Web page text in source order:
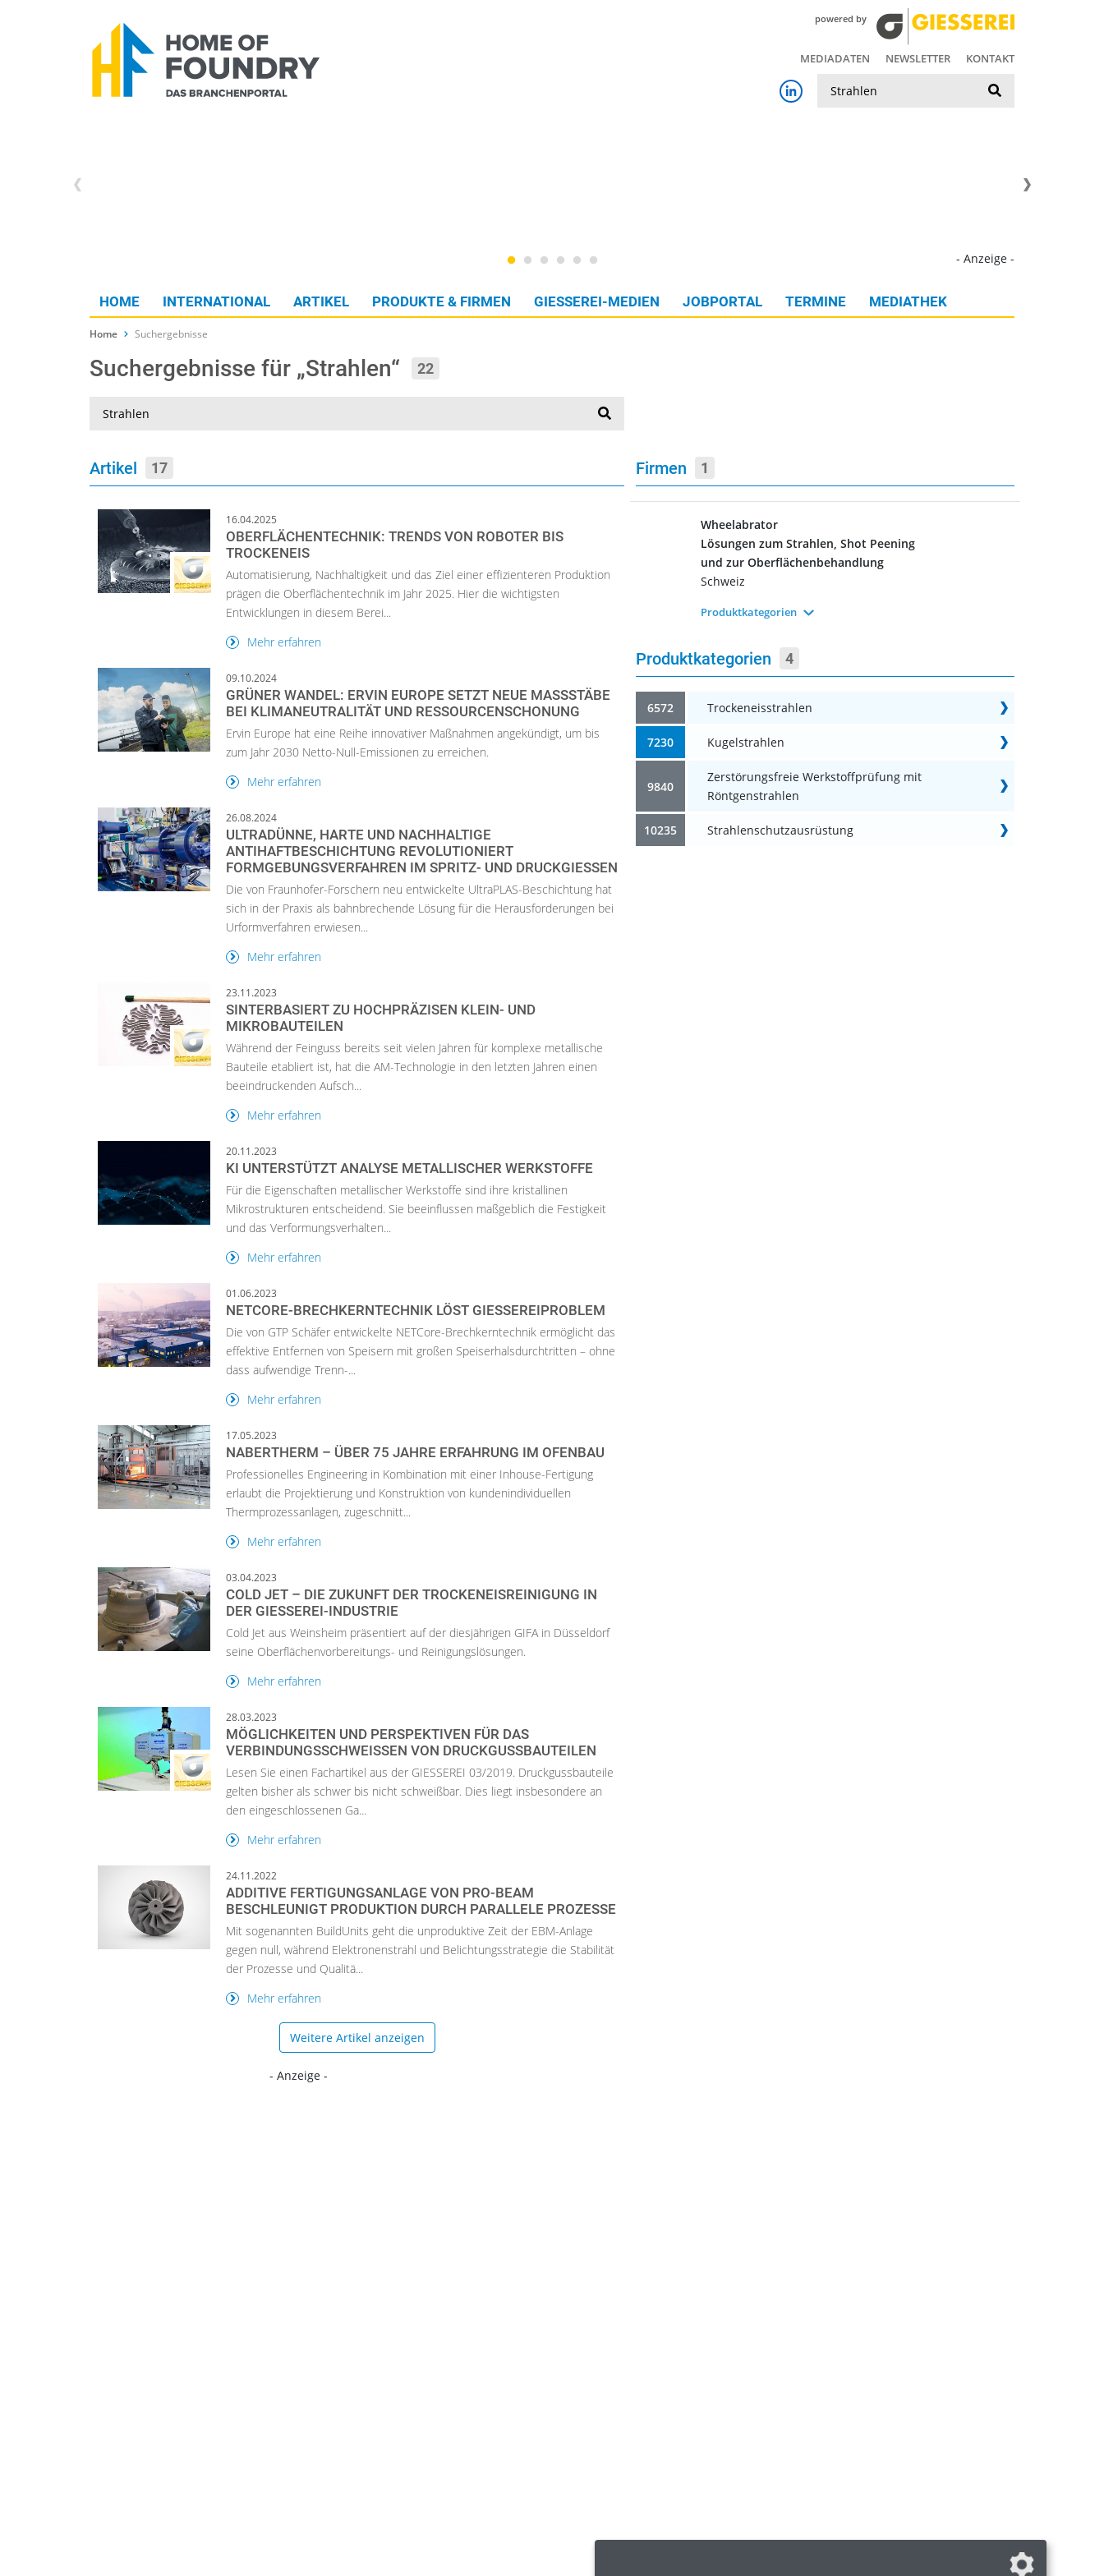
powered by
MEDIADATEN NEWSLETTER KONTAKT
- Anzeige -
HOME INTERNATIONAL ARTIKEL PRODUKTE & FIRMEN GIESSEREI-MEDIEN JOBPORTAL TERMINE MEDIATHEK
Home Suchergebnisse
Suchergebnisse für „Strahlen“ 22
Artikel 17
16.04.2025
OBERFLÄCHENTECHNIK: TRENDS VON ROBOTER BIS
TROCKENEIS
Automatisierung, Nachhaltigkeit und das Ziel einer effizienteren Produktion
prägen die Oberflächentechnik im Jahr 2025. Hier die wichtigsten
Entwicklungen in diesem Berei...
Mehr erfahren
09.10.2024
GRÜNER WANDEL: ERVIN EUROPE SETZT NEUE MASSSTÄBE B
EI KLIMANEUTRALITÄT UND RESSOURCENSCHONUNG
Ervin Europe hat eine Reihe innovativer Maßnahmen angekündigt, um bis
zum Jahr 2030 Netto-Null-Emissionen zu erreichen.
Mehr erfahren
26.08.2024
ULTRADÜNNE, HARTE UND NACHHALTIGE
ANTIHAFTBESCHICHTUNG REVOLUTIONIERT
FORMGEBUNGSVERFAHREN IM SPRITZ- UND DRUCKGIESSEN
Die von Fraunhofer-Forschern neu entwickelte UltraPLAS-Beschichtung hat
sich in der Praxis als bahnbrechende Lösung für die Herausforderungen bei
Urformverfahren erwiesen...
Mehr erfahren
23.11.2023
SINTERBASIERT ZU HOCHPRÄZISEN KLEIN- UND
MIKROBAUTEILEN
Während der Feinguss bereits seit vielen Jahren für komplexe metallische
Bauteile etabliert ist, hat die AM-Technologie in den letzten Jahren einen
beeindruckenden Aufsch...
Mehr erfahren
20.11.2023
KI UNTERSTÜTZT ANALYSE METALLISCHER WERKSTOFFE
Für die Eigenschaften metallischer Werkstoffe sind ihre kristallinen
Mikrostrukturen entscheidend. Sie beeinflussen maßgeblich die Festigkeit
und das Verformungsverhalten...
Mehr erfahren
01.06.2023
NETCORE-BRECHKERNTECHNIK LÖST GIESSEREIPROBLEM
Die von GTP Schäfer entwickelte NETCore-Brechkerntechnik ermöglicht das
effektive Entfernen von Speisern mit großen Speiserhalsdurchtritten – ohne
dass aufwendige Trenn-...
Mehr erfahren
17.05.2023
NABERTHERM – ÜBER 75 JAHRE ERFAHRUNG IM OFENBAU
Professionelles Engineering in Kombination mit einer Inhouse-Fertigung
erlaubt die Projektierung und Konstruktion von kundenindividuellen
Thermprozessanlagen, zugeschnitt...
Mehr erfahren
03.04.2023
COLD JET – DIE ZUKUNFT DER TROCKENEISREINIGUNG IN
DER GIESSEREI-INDUSTRIE
Cold Jet aus Weinsheim präsentiert auf der diesjährigen GIFA in Düsseldorf
seine Oberflächenvorbereitungs- und Reinigungslösungen.
Mehr erfahren
28.03.2023
MÖGLICHKEITEN UND PERSPEKTIVEN FÜR DAS
VERBINDUNGSSCHWEISSEN VON DRUCKGUSSBAUTEILEN
Lesen Sie einen Fachartikel aus der GIESSEREI 03/2019. Druckgussbauteile
gelten bisher als schwer bis nicht schweißbar. Dies liegt insbesondere an
den eingeschlossenen Ga...
Mehr erfahren
24.11.2022
ADDITIVE FERTIGUNGSANLAGE VON PRO-BEAM
BESCHLEUNIGT PRODUKTION DURCH PARALLELE PROZESSE
Mit sogenannten BuildUnits geht die unproduktive Zeit der EBM-Anlage
gegen null, während Elektronenstrahl und Belichtungsstrategie die Stabilität
der Prozesse und Qualitä...
Mehr erfahren
Weitere Artikel anzeigen
Firmen 1
Wheelabrator
Lösungen zum Strahlen, Shot Peening
und zur Oberflächenbehandlung
Schweiz
Produktkategorien
Produktkategorien 4
6572 Trockeneisstrahlen
7230 Kugelstrahlen
9840
Zerstörungsfreie Werkstoffprüfung mit
Röntgenstrahlen
10235 Strahlenschutzausrüstung
- Anzeige -